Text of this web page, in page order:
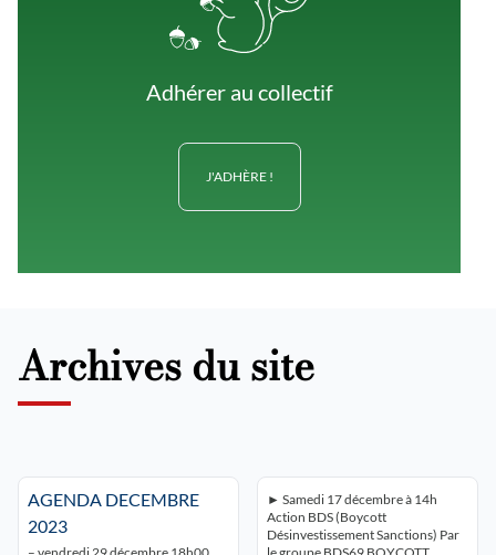
Adhérer au collectif
J'ADHÈRE !
Archives du site
AGENDA DECEMBRE
2023
► Samedi 17 décembre à 14h
Action BDS (Boycott
Désinvestissement Sanctions) Par